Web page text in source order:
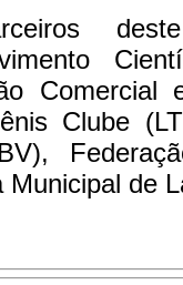
Clube
Municipal de